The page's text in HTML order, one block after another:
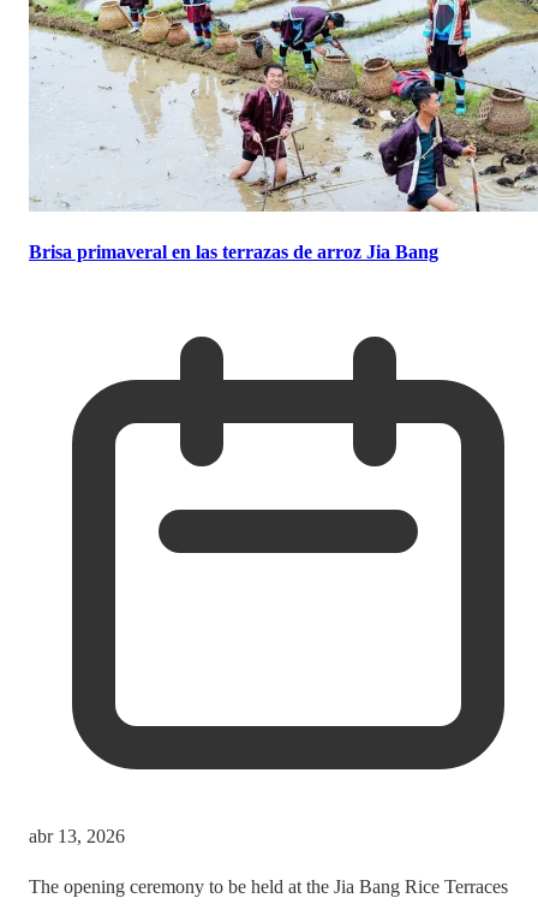
Brisa primaveral en las terrazas de arroz Jia Bang
abr 13, 2026
The opening ceremony to be held at the Jia Bang Rice Terraces